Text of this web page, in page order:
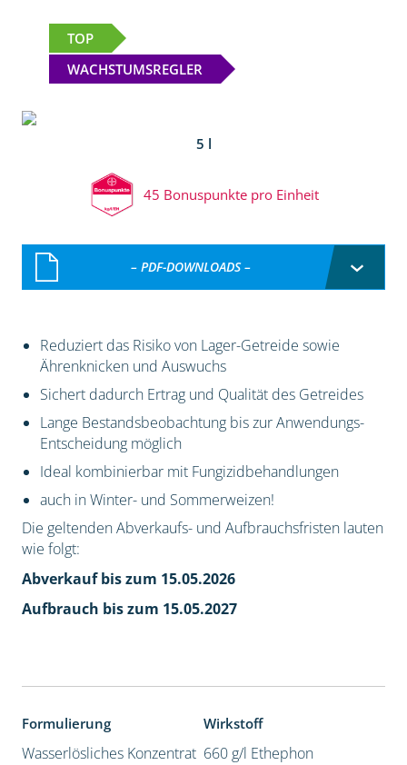
TOP
WACHSTUMSREGLER
5 l
45 Bonuspunkte pro Einheit
– PDF-DOWNLOADS –
Reduziert das Risiko von Lager-Getreide sowie
Ährenknicken und Auswuchs
Sichert dadurch Ertrag und Qualität des Getreides
Lange Bestandsbeobachtung bis zur Anwendungs-
Entscheidung möglich
Ideal kombinierbar mit Fungizidbehandlungen
auch in Winter- und Sommerweizen!
Die geltenden Abverkaufs- und Aufbrauchsfristen lauten
wie folgt:
Abverkauf bis zum 15.05.2026
Aufbrauch bis zum 15.05.2027
Formulierung
Wasserlösliches Konzentrat
Wirkstoff
660 g/l Ethephon